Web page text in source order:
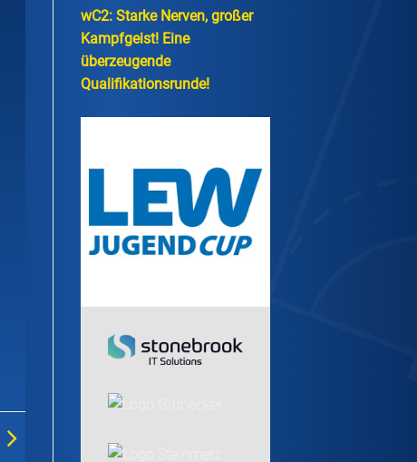
wC2: Starke Nerven, großer
Kampfgeist! Eine
überzeugende
Qualifikationsrunde!